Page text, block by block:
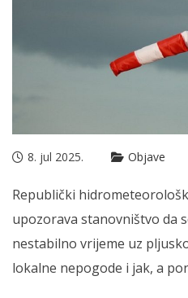
8. jul 2025. Objave
Republički
upozorava stanovništvo da
nestabilno vrijeme uz
lokalne nepogode i jak, a